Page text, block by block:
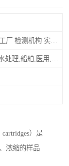
cartridges）是
浓缩的样品